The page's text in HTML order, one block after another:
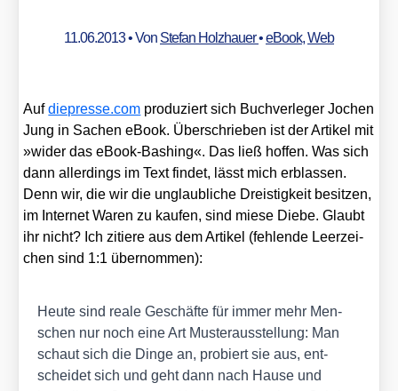
11.06.2013• Von Stefan Holzhauer•eBook,Web
Aufdie​pres​se​.com pro­du­ziert sich Buch­ver­le­ger Jochen
Jung in Sachen eBook. Über­schrie­ben ist der Arti­kel mit
»wider das eBook-Bas­hing«. Das ließ hof­fen. Was sich
dann aller­dings im Text fin­det, lässt mich erblas­sen.
Denn wir, die wir die unglaub­li­che Dreis­tig­keit besit­zen,
im Inter­net Waren zu kau­fen, sind mie­se Die­be. Glaubt
ihr nicht? Ich zitie­re aus dem Arti­kel (feh­len­de Leer­zei­
chen sind 1:1 über­nom­men):
Heu­te sind rea­le Geschäf­te für immer mehr Men­
schen nur noch eine Art Mus­ter­aus­stel­lung: Man
schaut sich die Din­ge an, pro­biert sie aus, ent­
schei­det sich und geht dann nach Hau­se und